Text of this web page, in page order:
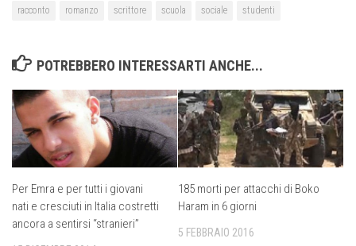
racconto
romanzo scrittore scuola sociale studenti
POTREBBERO INTERESSARTI ANCHE...
Per Emra e per tutti i giovani
nati e cresciuti in Italia costretti
ancora a sentirsi “stranieri”
185 morti per attacchi di Boko
Haram in 6 giorni
5 FEBBRAIO 2016